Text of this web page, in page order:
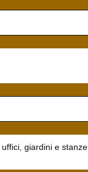
giardini e stanze